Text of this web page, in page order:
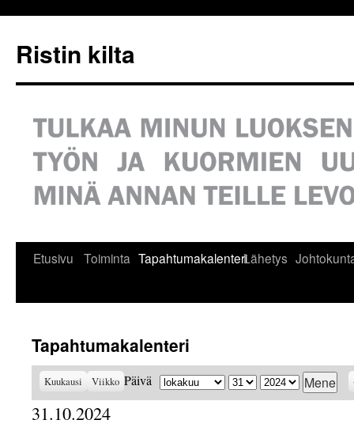
Ristin kilta
Etusivu Toiminta TapahtumakalenteriLähetys
Tapahtumakalenteri
Kuukausi Viikko Päivä Kuukausi PäiväVuosi
31.10.2024